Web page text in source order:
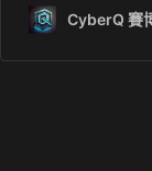
CyberQ 賽